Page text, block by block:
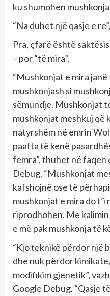
ku shumohen
“Na duhet një qasje e
Pra, çfarë është
– por “të mira”.
“Mushkonjat e mira
mushkonjash si
sëmundje. Mushkonjat
mushkonjat meshkuj që
natyrshëm në emrin
paafta të kenë
femra”, thuhet në
Debug. “Mushkonjat
kafshojnë ose të
mushkonjat e mira do
riprodhohen. Me
e më pak mushkonja të
“Kjo teknikë përdor një
dhe nuk përdor
modifikim gjenetik”,
Google Debug. “Qasje